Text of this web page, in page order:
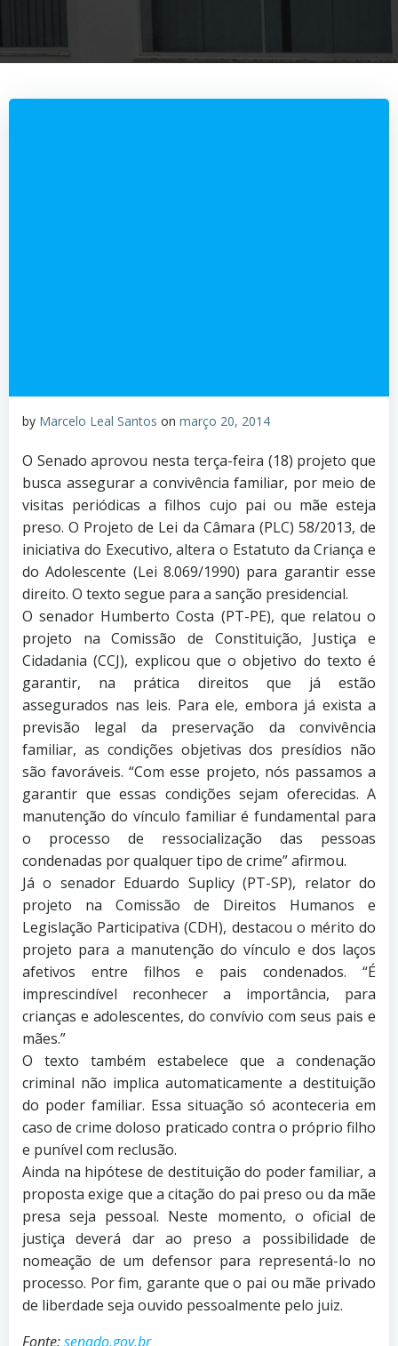
by Marcelo Leal Santos on março 20, 2014
O Senado aprovou nesta terça-feira (18) projeto que
busca assegurar a convivência familiar, por meio de
visitas periódicas a filhos cujo pai ou mãe esteja
preso. O Projeto de Lei da Câmara (PLC) 58/2013, de
iniciativa do Executivo, altera o Estatuto da Criança e
do Adolescente (Lei 8.069/1990) para garantir esse
direito. O texto segue para a sanção presidencial.
O senador Humberto Costa (PT-PE), que relatou o
projeto na Comissão de Constituição, Justiça e
Cidadania (CCJ), explicou que o objetivo do texto é
garantir, na prática direitos que já estão
assegurados nas leis. Para ele, embora já exista a
previsão legal da preservação da convivência
familiar, as condições objetivas dos presídios não
são favoráveis. “Com esse projeto, nós passamos a
garantir que essas condições sejam oferecidas. A
manutenção do vínculo familiar é fundamental para
o processo de ressocialização das pessoas
condenadas por qualquer tipo de crime” afirmou.
Já o senador Eduardo Suplicy (PT-SP), relator do
projeto na Comissão de Direitos Humanos e
Legislação Participativa (CDH), destacou o mérito do
projeto para a manutenção do vínculo e dos laços
afetivos entre filhos e pais condenados. “É
imprescindível reconhecer a importância, para
crianças e adolescentes, do convívio com seus pais e
mães.”
O texto também estabelece que a condenação
criminal não implica automaticamente a destituição
do poder familiar. Essa situação só aconteceria em
caso de crime doloso praticado contra o próprio filho
e punível com reclusão.
Ainda na hipótese de destituição do poder familiar, a
proposta exige que a citação do pai preso ou da mãe
presa seja pessoal. Neste momento, o oficial de
justiça deverá dar ao preso a possibilidade de
nomeação de um defensor para representá-lo no
processo. Por fim, garante que o pai ou mãe privado
de liberdade seja ouvido pessoalmente pelo juiz.
Fonte:senado.gov.br